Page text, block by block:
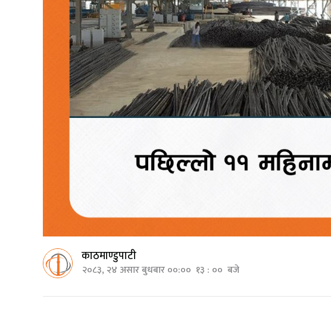
काठमाण्डुपाटी
२०८३, २४ असार बुधबार ००:०० १३ : ०० बजे